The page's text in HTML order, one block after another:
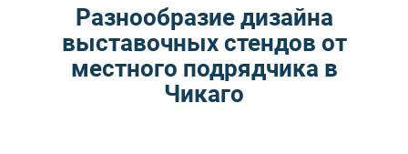
Разнообразие дизайна
выставочных стендов от
местного подрядчика в
Чикаго